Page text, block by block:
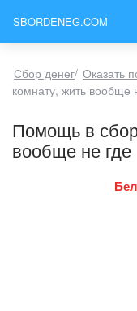
SBORDENEG.COM
Сбор денег/ Оказать
комнату, жить вообще
Помощь в
вообще не где